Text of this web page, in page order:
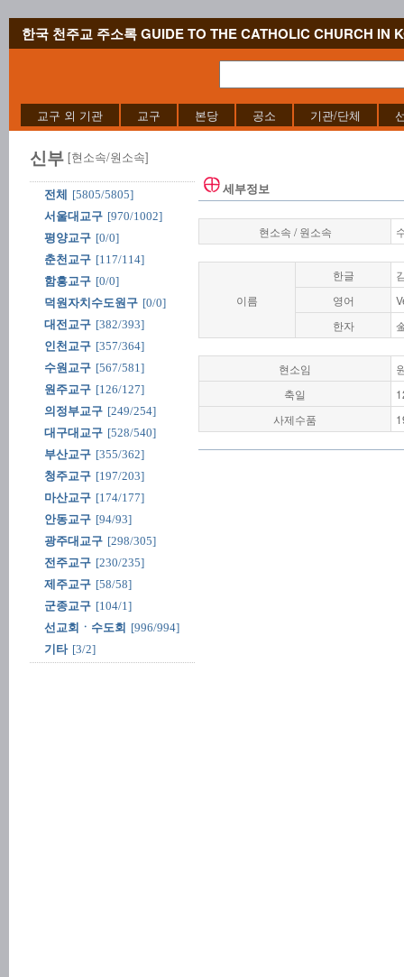
한국 천주교 주소록 GUIDE TO THE CATHOLIC CHURCH IN
교구 외 기관 교구 본당 공소 기관/단체
신부 [현소속/원소속]
전체
[5805/5805]
서울대교구 [970/1002]
평양교구 [0/0]
춘천교구 [117/114]
함흥교구 [0/0]
덕원자치수도원구 [0/0]
대전교구 [382/393]
인천교구 [357/364]
수원교구 [567/581]
원주교구 [126/127]
의정부교구 [249/254]
대구대교구 [528/540]
부산교구 [355/362]
청주교구 [197/203]
마산교구 [174/177]
안동교구 [94/93]
광주대교구 [298/305]
전주교구 [230/235]
제주교구 [58/58]
군종교구 [104/1]
선교회ㆍ수도회 [996/994]
기타 [3/2]
세부정보
현소속 / 원소속
이름
한글
영어
한자
현소임
축일
사제수품